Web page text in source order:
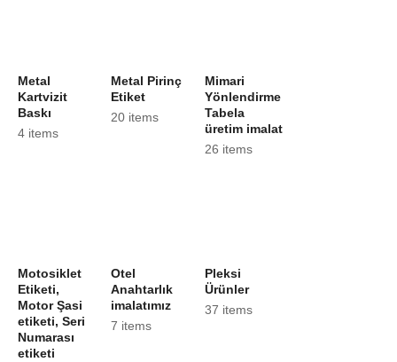
Metal
Kartvizit
Baskı
4 items
Metal Pirinç
Etiket
20 items
Mimari
Yönlendirme
Tabela
üretim imalat
26 items
Motosiklet
Etiketi,
Motor Şasi
etiketi, Seri
Numarası
etiketi
Otel
Anahtarlık
imalatımız
7 items
Pleksi
Ürünler
37 items